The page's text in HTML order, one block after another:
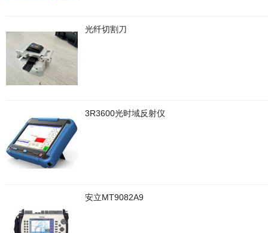
光纤切割刀
3R3600光时域反射仪
安立MT9082A9